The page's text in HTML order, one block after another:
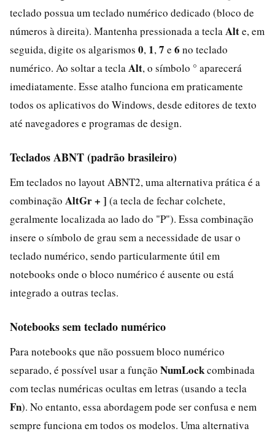
teclado possua um teclado numérico dedicado (bloco de
números à direita). Mantenha pressionada a tecla Alte, em
seguida, digite os algarismos 0, 1, 7 e 6 no teclado
numérico. Ao soltar a tecla Alt, o símbolo ° aparecerá
imediatamente. Esse atalho funciona em praticamente
todos os aplicativos do Windows, desde editores de texto
até navegadores e programas de design.
Teclados ABNT (padrão brasileiro)
Em teclados no layout ABNT2, uma alternativa prática é a
combinação AltGr + ] (a tecla de fechar colchete,
geralmente localizada ao lado do "P"). Essa combinação
insere o símbolo de grau sem a necessidade de usar o
teclado numérico, sendo particularmente útil em
notebooks onde o bloco numérico é ausente ou está
integrado a outras teclas.
Notebooks sem teclado numérico
Para notebooks que não possuem bloco numérico
separado, é possível usar a função NumLockcombinada
com teclas numéricas ocultas em letras (usando a tecla
Fn). No entanto, essa abordagem pode ser confusa e nem
sempre funciona em todos os modelos. Uma alternativa